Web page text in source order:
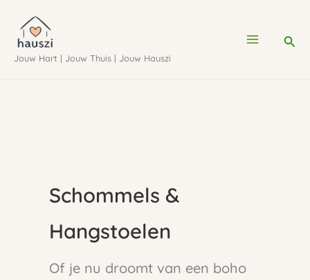
naar
deJouw Hart | Jouw Thuis | Jouw Hauszi
Schommels &
Hangstoelen
Of je nu droomt van een boho